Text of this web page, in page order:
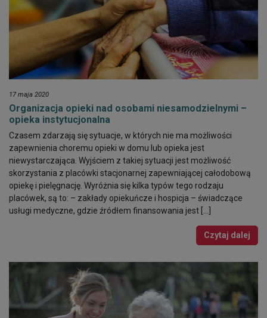
17 maja 2020
Organizacja opieki nad osobami niesamodzielnymi –
opieka instytucjonalna
Czasem zdarzają się sytuacje, w których nie ma możliwości
zapewnienia choremu opieki w domu lub opieka jest
niewystarczająca. Wyjściem z takiej sytuacji jest możliwość
skorzystania z placówki stacjonarnej zapewniającej całodobową
opiekę i pielęgnację. Wyróżnia się kilka typów tego rodzaju
placówek, są to: – zakłady opiekuńcze i hospicja – świadczące
usługi medyczne, gdzie źródłem finansowania jest […]
Czytaj dalej